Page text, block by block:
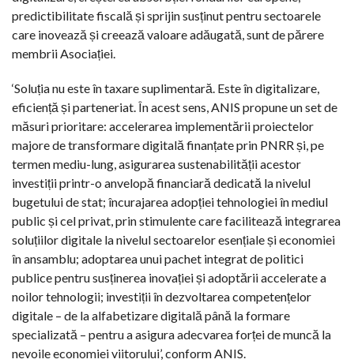
predictibilitate fiscală și sprijin susținut pentru sectoarele
care inovează și creează valoare adăugată, sunt de părere
membrii Asociației.
‘Soluția nu este în taxare suplimentară. Este în digitalizare,
eficiență și parteneriat. În acest sens, ANIS propune un set de
măsuri prioritare: accelerarea implementării proiectelor
majore de transformare digitală finanțate prin PNRR și, pe
termen mediu-lung, asigurarea sustenabilității acestor
investiții printr-o anvelopă financiară dedicată la nivelul
bugetului de stat; încurajarea adopției tehnologiei în mediul
public și cel privat, prin stimulente care facilitează integrarea
soluțiilor digitale la nivelul sectoarelor esențiale și economiei
în ansamblu; adoptarea unui pachet integrat de politici
publice pentru susținerea inovației și adoptării accelerate a
noilor tehnologii; investiții în dezvoltarea competențelor
digitale – de la alfabetizare digitală până la formare
specializată – pentru a asigura adecvarea forței de muncă la
nevoile economiei viitorului’, conform ANIS.